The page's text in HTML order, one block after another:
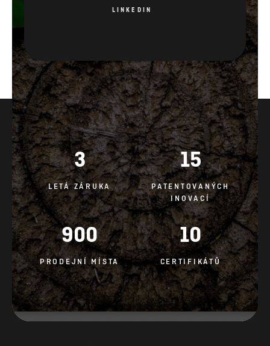
LINKEDIN
3
LETÁ ZÁRUKA
15
PATENTOVANÝCH
INOVACÍ
900
PRODEJNÍ MÍSTA
10
CERTIFIKÁTŮ